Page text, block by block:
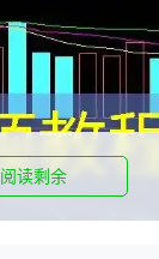
阅读剩余